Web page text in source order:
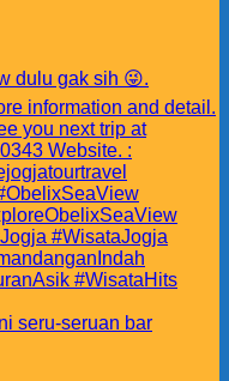
seru-seruan bar